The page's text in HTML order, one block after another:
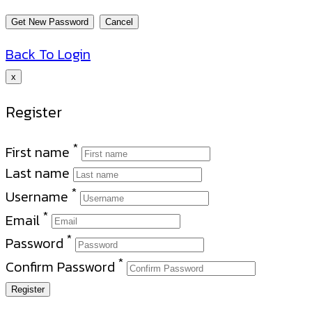
Back To Login
x
Register
First name *
Last name
Username *
Email *
Password *
Confirm Password *
Register